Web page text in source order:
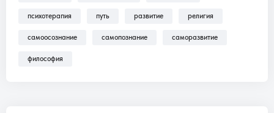
психотерапия путь развитие религия
самоосознание самопознание саморазвитие
философия